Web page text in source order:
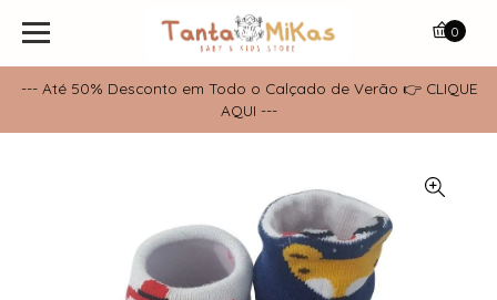
--- Até 50% Desconto em Todo o Calçado de Verão 👉 CLIQUE
AQUI ---
0